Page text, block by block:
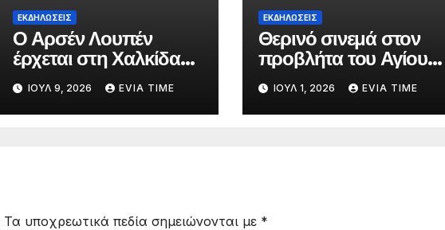
ΕΚΔΗΛΩΣΕΙΣ
Ο Αρσέν Λουπέν
έρχεται στη Χαλκίδα
με διαδραστική
θεατρική παράσταση
ΙΟΎΛ 9, 2026 EVIA TIME
ΕΚΔΗΛΩΣΕΙΣ
Θερινό σινεμά στον
προβλήτα του Αγίου
Νικολάου με δύο
οικογενειακές ταινίες
ΙΟΎΛ 1, 2026 EVIA TIME
Τα υποχρεωτικά πεδία σημειώνονται με *